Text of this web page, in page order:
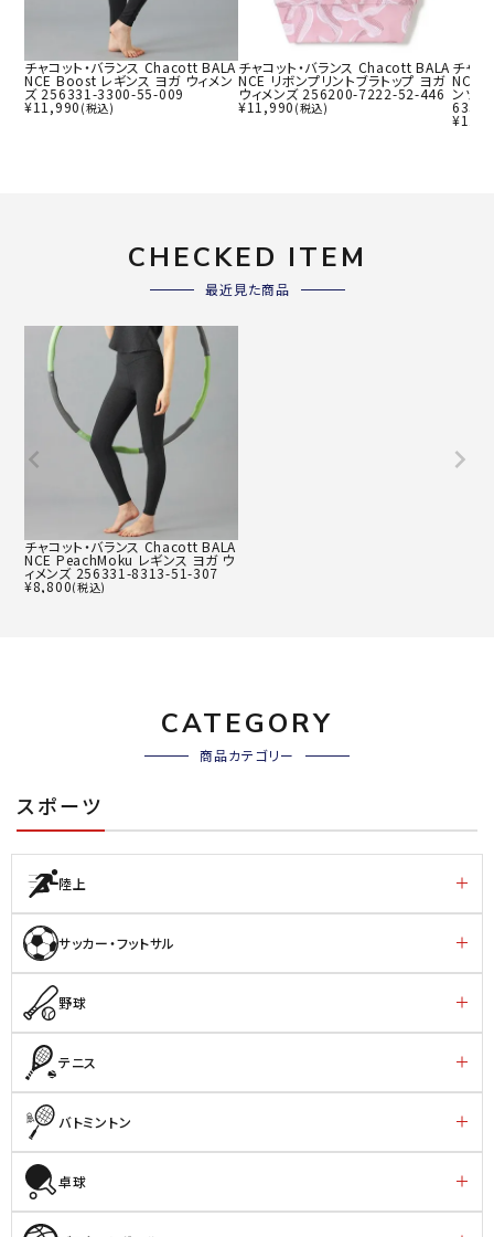
チャコット・バランス Chacott BALA
NCE Boost レギンス ヨガ ウィメン
ズ 256331-3300-55-009
¥11,990 (税込)
チャコット・バランス Chacott BALA
NCE リボンプリントブラトップ ヨガ
ウィメンズ 256200-7222-52-446
¥11,990 (税込)
チャ
NCE
ンツ
¥
CHECKED ITEM
最近見た商品
チャコット・バランス Chacott BALA
NCE PeachMoku レギンス ヨガ ウ
ィメンズ 256331-8313-51-307
¥8,800(税込)
CATEGORY
商品カテゴリー
スポーツ
陸上
サッカー・フットサル
野球
テニス
バトミントン
卓球